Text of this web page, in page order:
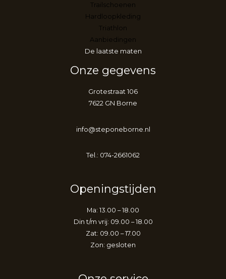
Trailschoenen
Hardloopkleding
Triathlon
Aanbiedingen
De laatste maten
Onze gegevens
Grotestraat 106
7622 GN Borne
info@steponeborne.nl
Tel.: 074-2661062
Openingstijden
Ma: 13.00 – 18.00
Din t/m vrij: 09.00 – 18.00
Zat: 09.00 – 17.00
Zon: gesloten